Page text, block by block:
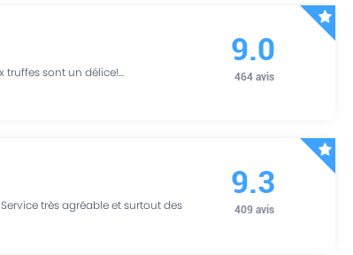
truffes sont un délice!...
9.0
464 avis
très agréable et surtout des
9.3
409 avis